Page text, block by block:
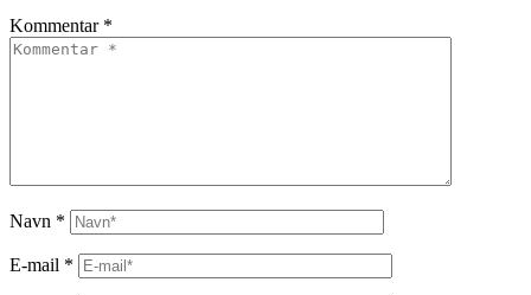
Kommentar *
Navn *
E-mail *